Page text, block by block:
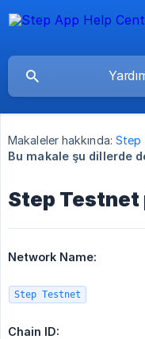
Makaleler hakkında: Step
Bu makale şu dillerde
Step Testnet
Network Name:
Step Testnet
Chain ID: